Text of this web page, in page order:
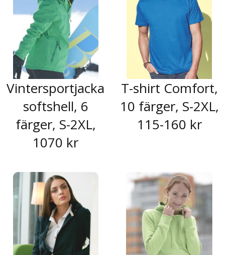
Vintersportjacka
softshell, 6
färger, S-2XL,
1070 kr
T-shirt Comfort,
10 färger, S-2XL,
115-160 kr